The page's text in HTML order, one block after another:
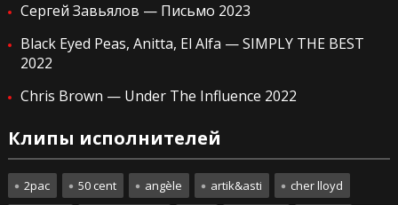
Сергей Завьялов — Письмо 2023
Black Eyed Peas, Anitta, El Alfa — SIMPLY THE BEST
2022
Chris Brown — Under The Influence 2022
Клипы исполнителей
2pac 50 cent angèle artik&asti
cher lloyd